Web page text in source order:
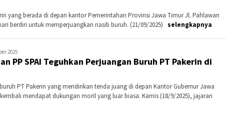
yang berada di depan kantor Pemerintahan Provinsi Jawa Timur Jl. Pahlawan
berdiri untuk memperjuangkan nasib buruh. (21/09/2025) selengkapnya
2025
PP SPAI Teguhkan Perjuangan Buruh PT Pakerin di
PT Pakerin yang mendirikan tenda juang di depan Kantor Gubernur Jawa
mendapat dukungan moril yang luar biasa. Kamis (18/9/2025), jajaran